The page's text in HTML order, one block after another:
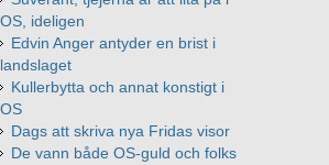
OS, ideligen
Edvin Anger antyder en brist i
landslaget
Kullerbytta och annat konstigt i
OS
Dags att skriva nya Fridas visor
De vann både OS-guld och folks